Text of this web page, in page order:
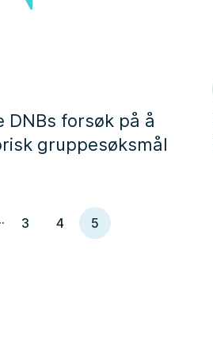
DNBs forsøk på å
gruppesøksmål
3 4 5